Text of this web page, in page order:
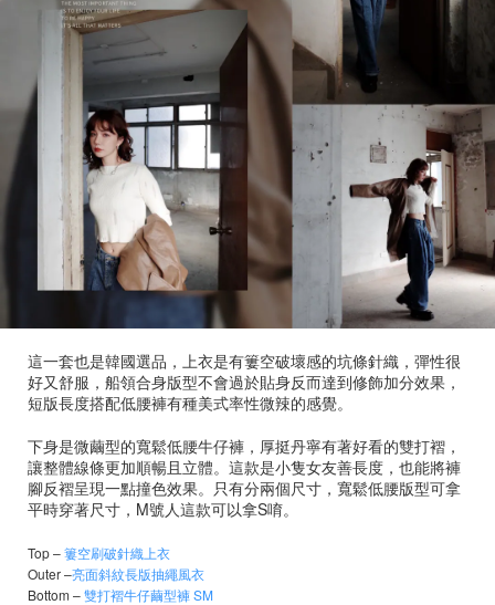
這一套也是韓國選品，上衣是有簍空破壞感的坑條針織，彈性很
好又舒服，船領合身版型不會過於貼身反而達到修飾加分效果，
短版長度搭配低腰褲有種美式率性微辣的感覺。
下身是微繭型的寬鬆低腰牛仔褲，厚挺丹寧有著好看的雙打褶，
讓整體線條更加順暢且立體。這款是小隻女友善長度，也能將褲
腳反褶呈現一點撞色效果。只有分兩個尺寸，寬鬆低腰版型可拿
平時穿著尺寸，M號人這款可以拿S唷。
Top–簍空刷破針織上衣
Outer–亮面斜紋長版抽繩風衣
Bottom –雙打褶牛仔繭型褲 SM